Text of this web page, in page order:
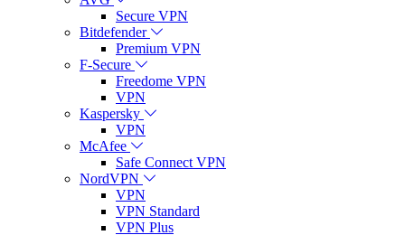
Secure VPN
Bitdefender
Premium VPN
F-Secure
Freedome VPN
VPN
Kaspersky
VPN
McAfee
Safe Connect VPN
NordVPN
VPN
VPN Standard
VPN Plus